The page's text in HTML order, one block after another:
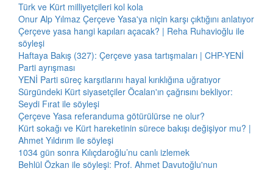
Türk ve Kürt milliyetçileri kol kola
Onur Alp Yılmaz Çerçeve Yasa'ya niçin karşı çıktığını anlatıyor
Çerçeve yasa hangi kapıları açacak? | Reha Ruhavioğlu ile
söyleşi
Haftaya Bakış (327): Çerçeve yasa tartışmaları | CHP-YENİ
Parti ayrışması
YENİ Parti süreç karşıtlarını hayal kırıklığına uğratıyor
Sürgündeki Kürt siyasetçiler Öcalan'ın çağrısını bekliyor:
Seydi Fırat ile söyleşi
Çerçeve Yasa referanduma götürülürse ne olur?
Kürt sokağı ve Kürt hareketinin sürece bakışı değişiyor mu? |
Ahmet Yıldırım ile söyleşi
1034 gün sonra Kılıçdaroğlu’nu canlı izlemek
Behlül Özkan ile söyleşi: Prof. Ahmet Davutoğlu'nun